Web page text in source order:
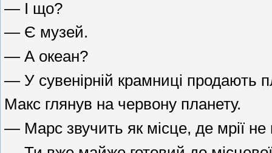
— І що?
— Є музей.
— А океан?
— У сувенірній крамниці продають
Макс глянув на червону планету.
— Марс звучить як місце, де мрії